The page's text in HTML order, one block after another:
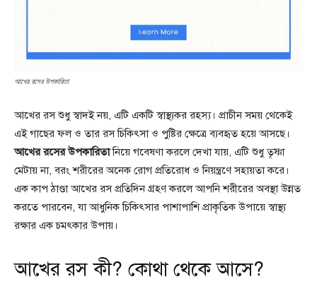
আখের রসের উপকারিতা
আখের রস শুধু স্বাদই নয়, এটি একটি স্বাস্থ্যকর রহস্য। প্রাচীন সময় থেকেই
এই গাছের ফল ও তার রস চিকিৎসা ও পুষ্টির ক্ষেত্রে ব্যবহৃত হয়ে আসছে।
আখের রসের উপকারিতানিয়ে গবেষণা করলে দেখা যায়, এটি শুধু তৃষ্ণা
মেটায় না, বরং শরীরের অনেক রোগ প্রতিরোধ ও নিয়ন্ত্রণে সহায়তা করে।
এক কাপ ঠাণ্ডা আখের রস প্রতিদিন গ্রহণ করলে আপনি শরীরের অবস্থা উন্নত
করতে পারবেন, যা আধুনিক চিকিৎসার পাশাপাশি প্রাকৃতিক উপায়ে স্বাস্থ্য
রক্ষার এক চমৎকার উপায়।
আখের রস কী? কোথা থেকে আসে?